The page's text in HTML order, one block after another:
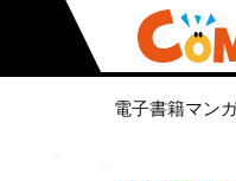
電子書籍マン